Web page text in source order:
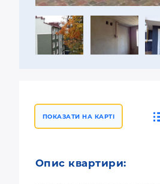
ПОКАЗАТИ НА КАРТІ
Опис квартири: